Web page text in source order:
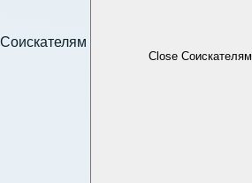
Соискателям
Close Соискателям